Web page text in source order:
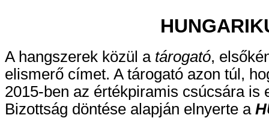
A hangszerek közül a tárogató,
elismerő címet. A tárogató azon túl,
2015-ben az értékpiramis csúcsára is
Bizottság döntése alapján elnyerte a